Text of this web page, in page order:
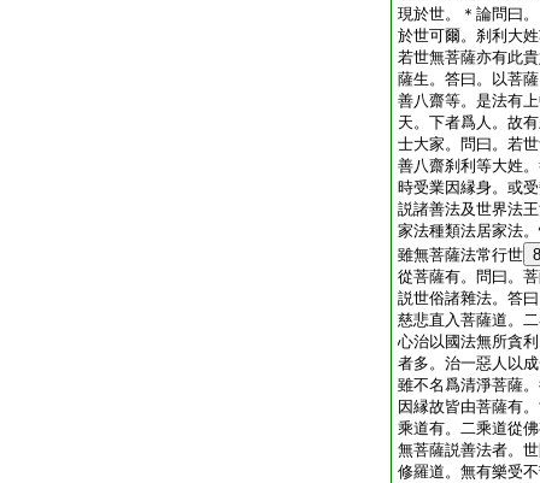
現於世。＊ 論問曰
於世可爾。刹利大
若世無菩薩亦有此
薩生。答曰。以菩
善八齋等。是法有
天。下者爲人。故
士大家。問曰。若
善八齋刹利等大姓
時受業因縁身。或
説諸善法及世界法
家法種類法居家法
雖無菩薩法常行世 8
從菩薩有。問曰。
説世俗諸雜法。答
慈悲直入菩薩道。
心治以國法無所貪
者多。治一惡人以
雖不名爲清淨菩薩
因縁故皆由菩薩有
乘道有。二乘道從
無菩薩説善法者。
修羅道。無有樂受